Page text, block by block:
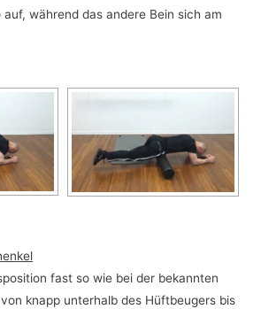
während das andere Bein sich am
fast so wie bei der bekannten
von knapp unterhalb des Hüftbeugers bis